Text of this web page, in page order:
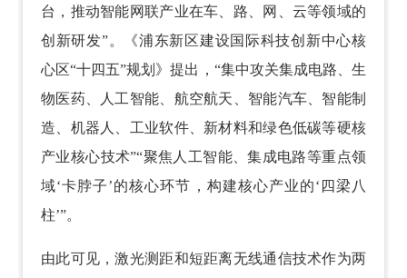
台，推动智能网联产业在车、路、网、云等领域的
创新研发”。《浦东新区建设国际科技创新中心核
心区“十四五”规划》提出，“集中攻关集成电路、生
物医药、人工智能、航空航天、智能汽车、智能制
造、机器人、工业软件、新材料和绿色低碳等硬核
产业核心技术”“聚焦人工智能、集成电路等重点领
域‘卡脖子’的核心环节，构建核心产业的‘四梁八
柱’”。
由此可见，激光测距和短距离无线通信技术作为两